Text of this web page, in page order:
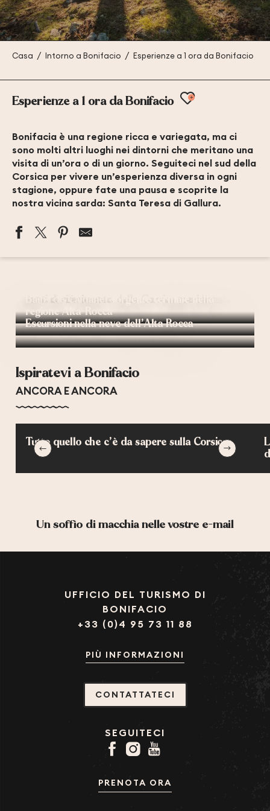
Casa Intorno a Bonifacio Esperienze a 1 ora da Bonifacio
Esperienze a 1 ora da Bonifacio Ajouter
Bonifacia è una regione ricca e variegata, ma ci
sono molti altri luoghi nei dintorni che meritano una
visita di un’ora o di un giorno. Seguiteci nel sud della
Corsica per vivere un’esperienza diversa in ogni
stagione, oppure fate una pausa e scoprite la
nostra vicina sarda: Santa Teresa di Gallura.
Punti di riferimento della Corsica meridionale
Bains de Caldane: sorgente termale nella
regione Alta-Rocca
Escursioni nella neve dell’Alta Rocca
Ispiratevi a Bonifacio
ANCORA E ANCORA
Tutto quello che c’è da sapere sulla Corsica
Un soffio di macchia nelle vostre e-mail
UFFICIO DEL TURISMO DI
BONIFACIO
+33 (0)4 95 73 11 88
PIÙ INFORMAZIONI
CONTATTATECI
SEGUITECI
PRENOTA ORA